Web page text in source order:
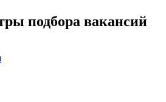
подбора вакансий